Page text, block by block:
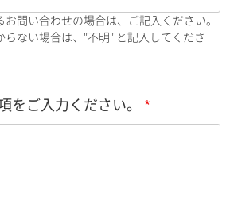
お問い合わせの場合は、ご記入ください。
らない場合は、"不明" と記入してくださ
をご入力ください。